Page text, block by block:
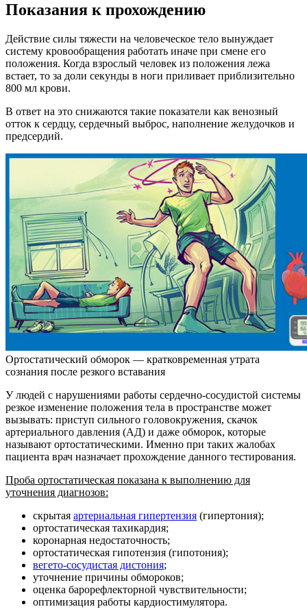
Показания к прохождению
Действие силы тяжести на человеческое тело вынуждает
систему кровообращения работать иначе при смене его
положения. Когда взрослый человек из положения лежа
встает, то за доли секунды в ноги приливает приблизительно
800 мл крови.
В ответ на это снижаются такие показатели как венозный
отток к сердцу, сердечный выброс, наполнение желудочков и
предсердий.
Ортостатический обморок — кратковременная утрата
сознания после резкого вставания
У людей с нарушениями работы сердечно-сосудистой системы
резкое изменение положения тела в пространстве может
вызывать: приступ сильного головокружения, скачок
артериального давления (АД) и даже обморок, которые
называют ортостатическими. Именно при таких жалобах
пациента врач назначает прохождение данного тестирования.
Проба ортостатическая показана к выполнению для
уточнения диагнозов:
скрытая артериальная гипертензия (гипертония);
ортостатическая тахикардия;
коронарная недостаточность;
ортостатическая гипотензия (гипотония);
вегето-сосудистая дистония;
уточнение причины обмороков;
оценка барорефлекторной чувствительности;
оптимизация работы кардиостимулятора.